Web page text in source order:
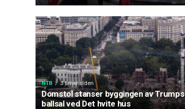
NTB 3 timer siden
Domstol stanser byggingen av Trumps
ballsal ved Det hvite hus